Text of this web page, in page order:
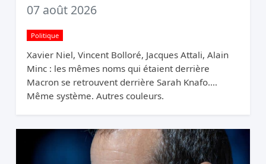
07 août 2026
Politique
Xavier Niel, Vincent Bolloré, Jacques Attali, Alain
Minc : les mêmes noms qui étaient derrière
Macron se retrouvent derrière Sarah Knafo.
Même système. Autres couleurs.